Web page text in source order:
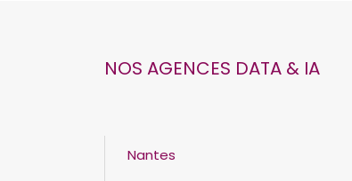
NOS AGENCES DATA & IA
Nantes